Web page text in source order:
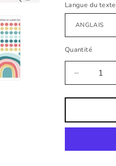
Langue du texte
Quantité
Réduire
la
quantité
sticker
pour
Grand